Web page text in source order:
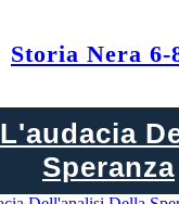
Storia Nera 6-
L'audacia
Speranza